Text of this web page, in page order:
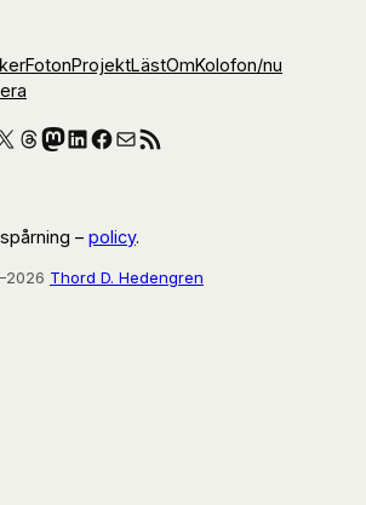
FotonProjektLästOmKolofon/nu
Threads
Mastodon
LinkedIn
Facebook
E-postRSS-flöde
– policy.
Thord D. Hedengren